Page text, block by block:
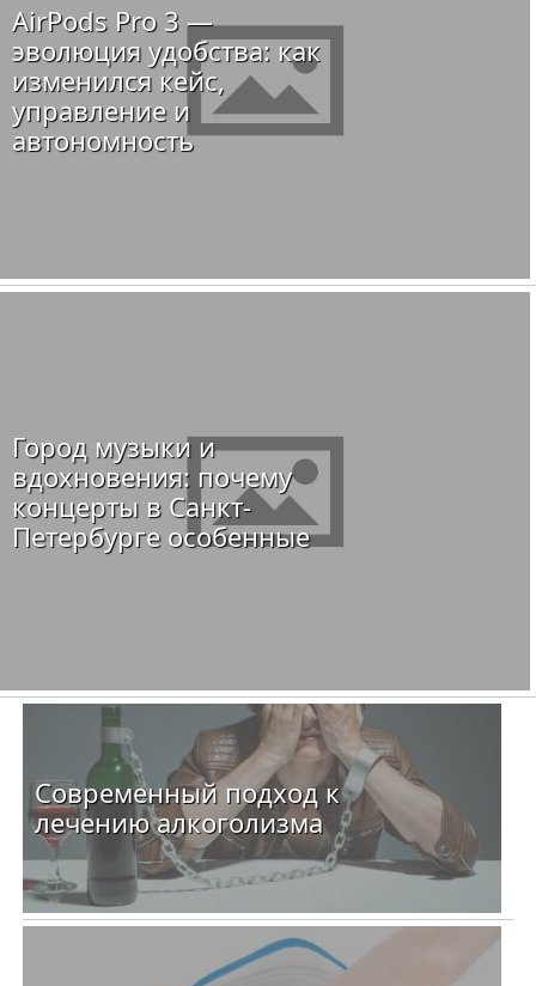
AirPods Pro 3 —
эволюция удобства: как
изменился кейс,
управление и
автономность
Город музыки и
вдохновения: почему
концерты в Санкт-
Петербурге особенные
Современный подход к
лечению алкоголизма